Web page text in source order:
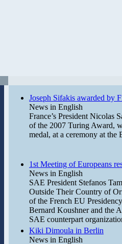
Joseph Sifakis awarded by
News in English
France’s President Nicolas
of the 2007 Turing Award,
medal, at a ceremony at the
1st Meeting of Europeans
News in English
SAE President Stefanos
Outside Their Country of
of the French EU
Bernard Koushner and the
SAE counterpart
Kiki Dimoula in Berlin
News in English